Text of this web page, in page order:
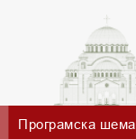
Програмска шема